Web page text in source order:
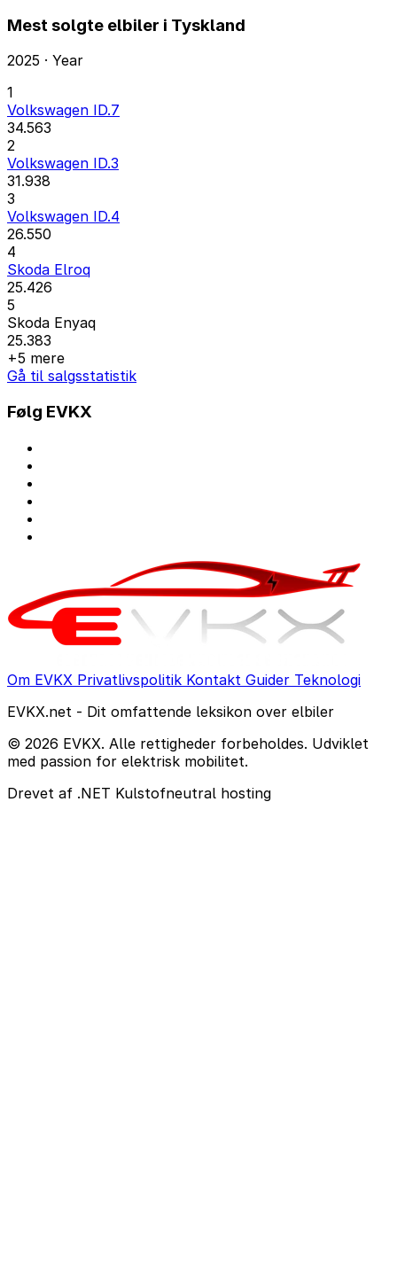
Mest solgte elbiler i Tyskland
2025 · Year
1
Volkswagen ID.7
34.563
2
Volkswagen ID.3
31.938
3
Volkswagen ID.4
26.550
4
Skoda Elroq
25.426
5
Skoda Enyaq
25.383
+5 mere
Gå til salgsstatistik
Følg EVKX
Om EVKX Privatlivspolitik Kontakt Guider Teknologi
EVKX.net - Dit omfattende leksikon over elbiler
© 2026 EVKX. Alle rettigheder forbeholdes. Udviklet
med passion for elektrisk mobilitet.
Drevet af .NET Kulstofneutral hosting